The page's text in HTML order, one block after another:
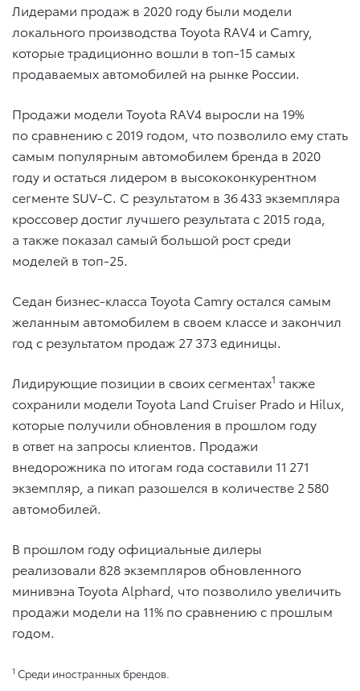
Лидерами продаж в 2020 году были модели
локального производства Toyota RAV4 и Camry,
которые традиционно вошли в топ-15 самых
продаваемых автомобилей на рынке России.
Продажи модели Toyota RAV4 выросли на 19%
по сравнению с 2019 годом, что позволило ему стать
самым популярным автомобилем бренда в 2020
году и остаться лидером в высококонкурентном
сегменте SUV-C. С результатом в 36 433 экземпляра
кроссовер достиг лучшего результата с 2015 года,
а также показал самый большой рост среди
моделей в топ-25.
Седан бизнес-класса Toyota Camry остался самым
желанным автомобилем в своем классе и закончил
год с результатом продаж 27 373 единицы.
Лидирующие позиции в своих сегментах1 также
сохранили модели Toyota Land Cruiser Prado и Hilux,
которые получили обновления в прошлом году
в ответ на запросы клиентов. Продажи
внедорожника по итогам года составили 11 271
экземпляр, а пикап разошелся в количестве 2 580
автомобилей.
В прошлом году официальные дилеры
реализовали 828 экземпляров обновленного
минивэна Toyota Alphard, что позволило увеличить
продажи модели на 11% по сравнению с прошлым
годом.
1 Среди иностранных брендов.